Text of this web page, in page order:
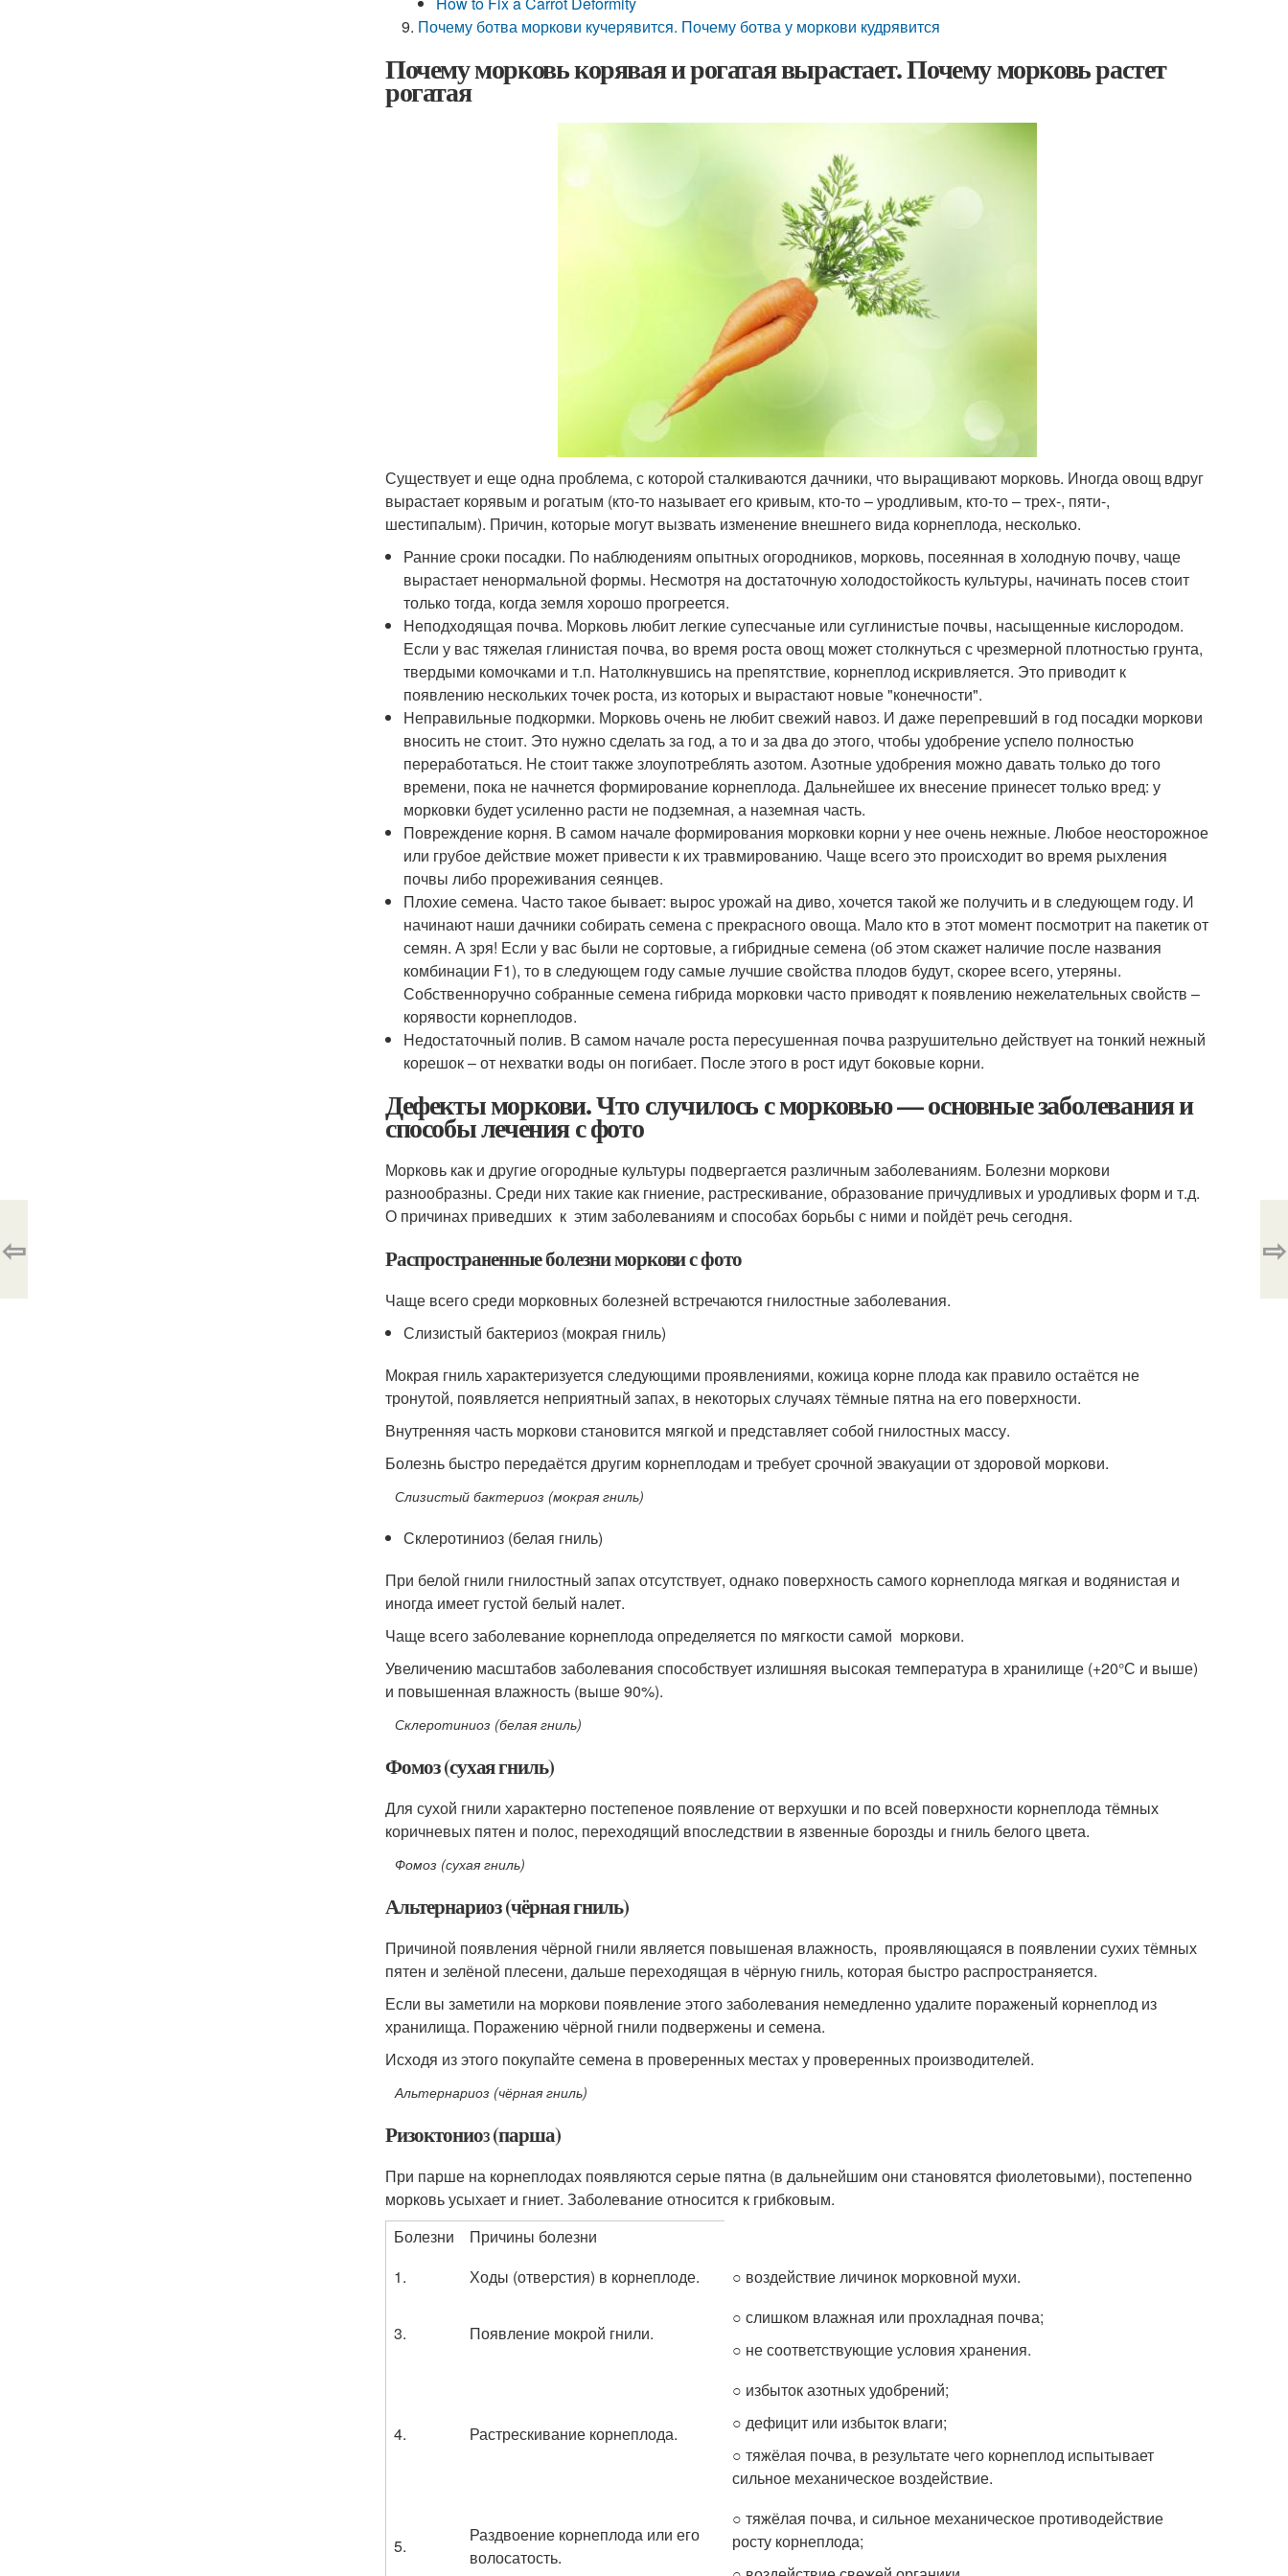
Почему ботва моркови кучерявится. Почему ботва у моркови кудрявится
Почему морковь корявая и рогатая вырастает. Почему морковь растет
рогатая
Существует и еще одна проблема, с которой сталкиваются дачники, что выращивают морковь. Иногда овощ вдруг
вырастает корявым и рогатым (кто-то называет его кривым, кто-то – уродливым, кто-то – трех-, пяти-,
шестипалым). Причин, которые могут вызвать изменение внешнего вида корнеплода, несколько.
Ранние сроки посадки. По наблюдениям опытных огородников, морковь, посеянная в холодную почву, чаще
вырастает ненормальной формы. Несмотря на достаточную холодостойкость культуры, начинать посев стоит
только тогда, когда земля хорошо прогреется.
Неподходящая почва. Морковь любит легкие супесчаные или суглинистые почвы, насыщенные кислородом.
Если у вас тяжелая глинистая почва, во время роста овощ может столкнуться с чрезмерной плотностью грунта,
твердыми комочками и т.п. Натолкнувшись на препятствие, корнеплод искривляется. Это приводит к
появлению нескольких точек роста, из которых и вырастают новые "конечности".
Неправильные подкормки. Морковь очень не любит свежий навоз. И даже перепревший в год посадки моркови
вносить не стоит. Это нужно сделать за год, а то и за два до этого, чтобы удобрение успело полностью
переработаться. Не стоит также злоупотреблять азотом. Азотные удобрения можно давать только до того
времени, пока не начнется формирование корнеплода. Дальнейшее их внесение принесет только вред: у
морковки будет усиленно расти не подземная, а наземная часть.
Повреждение корня. В самом начале формирования морковки корни у нее очень нежные. Любое неосторожное
или грубое действие может привести к их травмированию. Чаще всего это происходит во время рыхления
почвы либо прореживания сеянцев.
Плохие семена. Часто такое бывает: вырос урожай на диво, хочется такой же получить и в следующем году. И
начинают наши дачники собирать семена с прекрасного овоща. Мало кто в этот момент посмотрит на пакетик от
семян. А зря! Если у вас были не сортовые, а гибридные семена (об этом скажет наличие после названия
комбинации F1), то в следующем году самые лучшие свойства плодов будут, скорее всего, утеряны.
Собственноручно собранные семена гибрида морковки часто приводят к появлению нежелательных свойств –
корявости корнеплодов.
Недостаточный полив. В самом начале роста пересушенная почва разрушительно действует на тонкий нежный
корешок – от нехватки воды он погибает. После этого в рост идут боковые корни.
Дефекты моркови. Что случилось с морковью — основные заболевания и
способы лечения с фото
Морковь как и другие огородные культуры подвергается различным заболеваниям. Болезни моркови
разнообразны. Среди них такие как гниение, растрескивание, образование причудливых и уродливых форм и т.д.
О причинах приведших к этим заболеваниям и способах борьбы с ними и пойдёт речь сегодня.
Распространенные болезни моркови с фото
Чаще всего среди морковных болезней встречаются гнилостные заболевания.
Слизистый бактериоз (мокрая гниль)
Мокрая гниль характеризуется следующими проявлениями, кожица корне плода как правило остаётся не
тронутой, появляется неприятный запах, в некоторых случаях тёмные пятна на его поверхности.
Внутренняя часть моркови становится мягкой и представляет собой гнилостных массу.
Болезнь быстро передаётся другим корнеплодам и требует срочной эвакуации от здоровой моркови.
Слизистый бактериоз (мокрая гниль)
Склеротиниоз (белая гниль)
При белой гнили гнилостный запах отсутствует, однако поверхность самого корнеплода мягкая и водянистая и
иногда имеет густой белый налет.
Чаще всего заболевание корнеплода определяется по мягкости самой моркови.
Увеличению масштабов заболевания способствует излишняя высокая температура в хранилище (+20°С и выше)
и повышенная влажность (выше 90%).
Склеротиниоз (белая гниль)
Фомоз (сухая гниль)
Для сухой гнили характерно постепеное появление от верхушки и по всей поверхности корнеплода тёмных
коричневых пятен и полос, переходящий впоследствии в язвенные борозды и гниль белого цвета.
Фомоз (сухая гниль)
Альтернариоз (чёрная гниль)
Причиной появления чёрной гнили является повышеная влажность, проявляющаяся в появлении сухих тёмных
пятен и зелёной плесени, дальше переходящая в чёрную гниль, которая быстро распространяется.
Если вы заметили на моркови появление этого заболевания немедленно удалите пораженый корнеплод из
хранилища. Поражению чёрной гнили подвержены и семена.
Исходя из этого покупайте семена в проверенных местах у проверенных производителей.
Альтернариоз (чёрная гниль)
Ризоктониоз (парша)
При парше на корнеплодах появляются серые пятна (в дальнейшим они становятся фиолетовыми), постепенно
морковь усыхает и гниет. Заболевание относится к грибковым.
Болезни
Причины болезни
1.
Ходы (отверстия) в корнеплоде. ○ воздействие личинок морковной мухи.
3. Появление мокрой гнили.
○ слишком влажная или прохладная почва;
○ не соответствующие условия хранения.
4. Растрескивание корнеплода.
○ избыток азотных удобрений;
○ дефицит или избыток влаги;
○ тяжёлая почва, в результате чего корнеплод испытывает
сильное механическое воздействие.
5.
Раздвоение корнеплода или его
волосатость.
○ тяжёлая почва, и сильное механическое противодействие
росту корнеплода;
⇦ ⇨